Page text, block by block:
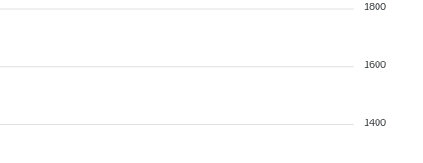
1800
1600
1400